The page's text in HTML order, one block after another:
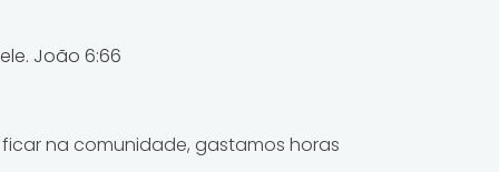
João 6:66
na comunidade, gastamos horas